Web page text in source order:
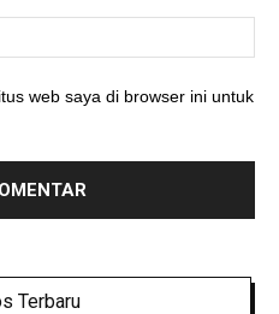
web saya di browser ini untuk
Terbaru